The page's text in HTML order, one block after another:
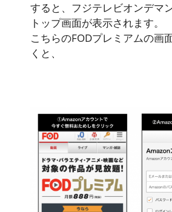
すると、フジテレビオンデマ
トップ画面が表示されます。
こちらのFODプレミアムの画
くと、